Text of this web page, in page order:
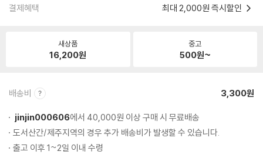
결제혜택 최대 2,000원 즉시할인
새상품
16,200원
중고
500원~
배송비 3,300원
jinjin000606에서 40,000원 이상 구매 시 무료배송
도서산간/제주지역의 경우 추가 배송비가 발생할 수 있습니다.
출고 이후 1~2일 이내 수령